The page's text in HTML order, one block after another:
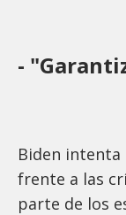
-
Biden
frente a las
parte de los